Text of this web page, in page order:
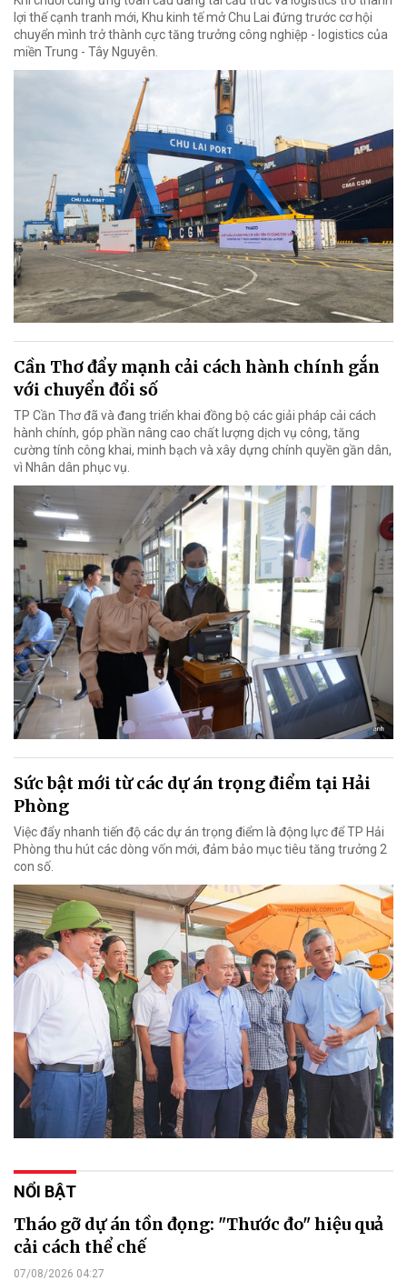
lợi thế cạnh tranh mới, Khu kinh tế mở Chu Lai đứng trước cơ hội
chuyển mình trở thành cực tăng trưởng công nghiệp - logistics của
miền Trung - Tây Nguyên.
Cần Thơ đẩy mạnh cải cách hành chính gắn
với chuyển đổi số
TP Cần Thơ đã và đang triển khai đồng bộ các giải pháp cải cách
hành chính, góp phần nâng cao chất lượng dịch vụ công, tăng
cường tính công khai, minh bạch và xây dựng chính quyền gần dân,
vì Nhân dân phục vụ.
Sức bật mới từ các dự án trọng điểm tại Hải
Phòng
Việc đẩy nhanh tiến độ các dự án trọng điểm là động lực để TP Hải
Phòng thu hút các dòng vốn mới, đảm bảo mục tiêu tăng trưởng 2
con số.
NỔI BẬT
Tháo gỡ dự án tồn đọng: "Thước đo" hiệu quả
cải cách thể chế
07/08/2026 04:27